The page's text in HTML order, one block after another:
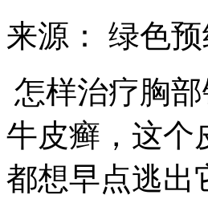
来源： 绿色
怎样治疗胸
牛皮癣，这个
都想早点逃出